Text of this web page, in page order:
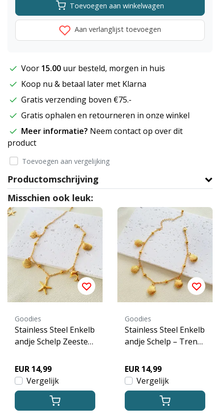
Toevoegen aan winkelwagen
Aan verlanglijst toevoegen
Voor 15.00 uur besteld, morgen in huis
Koop nu & betaal later met Klarna
Gratis verzending boven €75.-
Gratis ophalen en retourneren in onze winkel
Meer informatie? Neem contact op over dit
product
Toevoegen aan vergelijking
Productomschrijving
Misschien ook leuk:
Goodies
Stainless Steel Enkelb
andje Schelp Zeester
ms Goud
EUR 14,99
Vergelijk
Goodies
Stainless Steel Enkelb
andje Schelp – Trend
EUR 14,99
Vergelijk